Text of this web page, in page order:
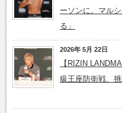
ーソンに。マル
る」
2026年 5月 22日
【RIZIN
級王座防衛戦、